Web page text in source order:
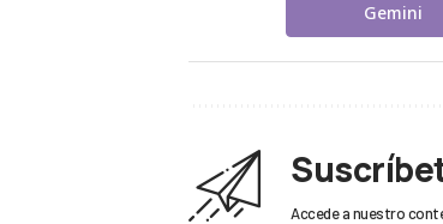
Gemini
Accede a nuestro